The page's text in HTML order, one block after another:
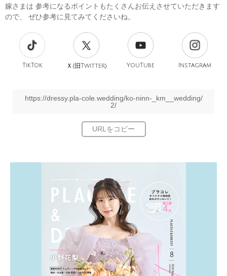
嫁さまは 参考になるポイントもたくさんお伝えさせていただきます
ので、 ぜひ参考に見てみてくださいね。
TikTok Ｘ(旧Twitter) YouTube Instagram
https://dressy.pla-cole.wedding/ko-ninn-_km__wedding/
2/